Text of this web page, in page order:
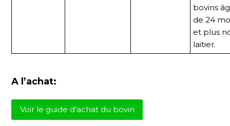
bovins
de 24
et plus
laitier.
A l’achat:
Voir le guide d’achat du bovin